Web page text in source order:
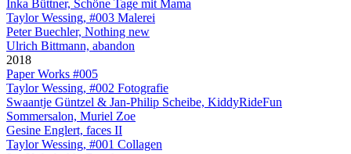
Inka Büttner, Schöne Tage mit Mama
Taylor Wessing, #003 Malerei
Peter Buechler, Nothing new
Ulrich Bittmann, abandon
2018
Paper Works #005
Taylor Wessing, #002 Fotografie
Swaantje Güntzel & Jan-Philip Scheibe, KiddyRideFun
Sommersalon, Muriel Zoe
Gesine Englert, faces II
Taylor Wessing, #001 Collagen